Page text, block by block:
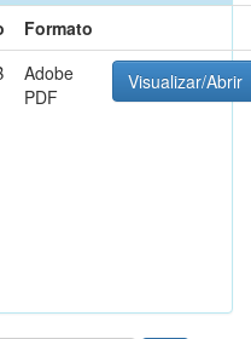
Formato
Adobe
PDF
Visualizar/Abrir